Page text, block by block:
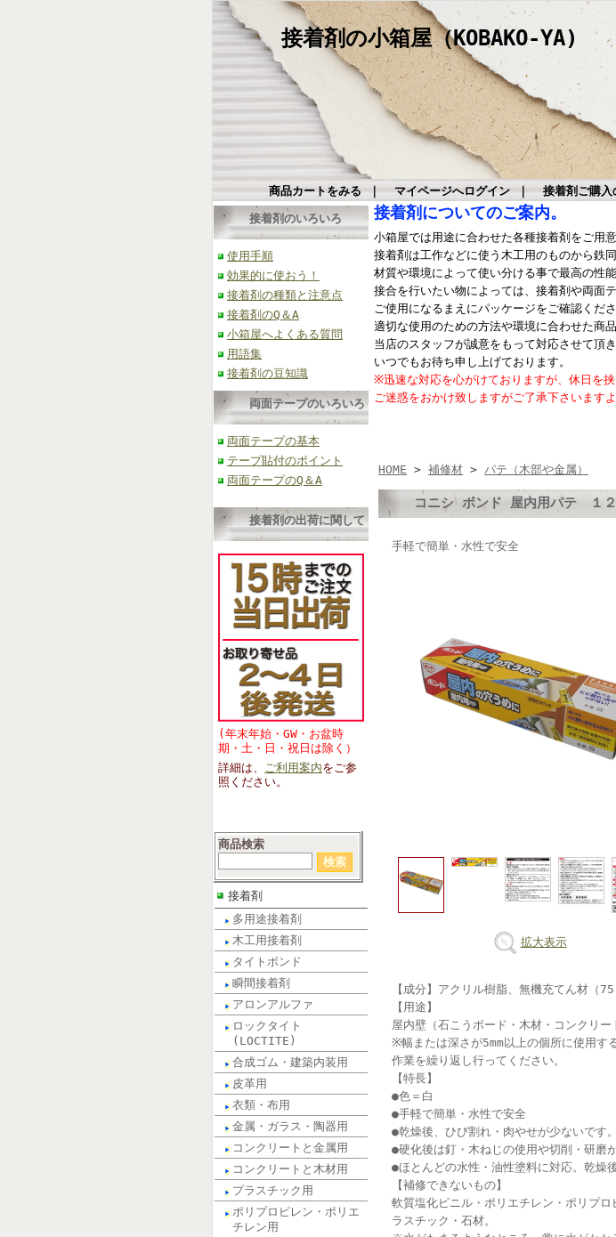
接着剤の小箱屋（KOBAKO-YA)
商品カートをみる｜ マイページへログイン｜ 接着剤ご購入
接着剤のいろいろ
使用手順
効果的に使おう！
接着剤の種類と注意点
接着剤のQ＆A
小箱屋へよくある質問
用語集
接着剤の豆知識
両面テープのいろいろ
両面テープの基本
テープ貼付のポイント
両面テープのQ＆A
接着剤の出荷に関して
(年末年始・GW・お盆時
期・土・日・祝日は除く）
詳細は、 ご利用案内をご参
照くださ い。
商品検索
接着剤
多用途接着剤
木工用接着剤
タイトボンド
瞬間接着剤
アロンアルファ
ロックタイト
(LOCTITE)
合成ゴム・建築内装用
皮革用
衣類・布用
金属・ガラス・陶器用
コンクリートと金属用
コンクリートと木材用
プラスチック用
ポリプロピレン・ポリエ
チレン用
接着剤についてのご案内。
小箱屋では用途に合わせた各種接着剤をご用意
接着剤は工作などに使う木工用のものから鉄
材質や環境によって使い分ける事で最高の性能
接合を行いたい物によっては、接着剤や両面
ご使用になるまえにパッケージをご確認くだ
適切な使用のための方法や環境に合わせた商
当店のスタッフが誠意をもって対応させて頂
いつでもお待ち申し上げております。
※迅速な対応を心がけておりますが、休日を
ご迷惑をおかけ致しますがご了承下さいます
HOME > 補修材 > パテ（木部や金属）
コニシ ボンド 屋内用パテ １
手軽で簡単・水性で安全
拡大表示
【成分】アクリル樹脂、無機充てん材（75
【用途】
屋内壁（石こうボード・木材・コンクリ
※幅または深さが5mm以上の個所に使用す
作業を繰り返し行ってください。
【特長】
●色＝白
●手軽で簡単・水性で安全
●乾燥後、ひび割れ・肉やせが少ないです。
●硬化後は釘・木ねじの使用や切削・研磨
●ほとんどの水性・油性塗料に対応。乾燥
【補修できないもの】
軟質塩化ビニル・ポリエチレン・ポリプ
ラスチック・石材。